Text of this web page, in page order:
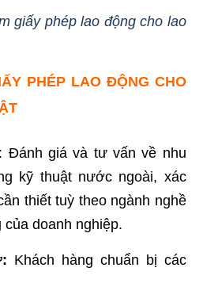
giấy phép lao động cho lao
PHÉP LAO ĐỘNG CHO
: Đánh giá và tư vấn về nhu
kỹ thuật nước ngoài, xác
thiết tuỳ theo ngành nghề
của doanh nghiệp.
Khách hàng chuẩn bị các